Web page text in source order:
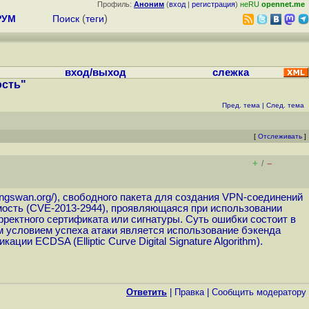
Профиль: Аноним (вход | регистрация) неRU opennet.me
Поиск (теги)
вход/выход слежка
Пред. тема | След. тема
[ Отслеживать ]
+ / –
/), свободного пакета для создания VPN-соединений
(CVE-2013-2944), проявляющаяся при использовании
сертификата или сигнатуры. Суть ошибки состоит в
успеха атаки является использование бэкенда
ECDSA (Elliptic Curve Digital Signature Algorithm).
Ответить Правка| Cообщить модератору